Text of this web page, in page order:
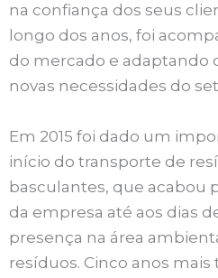
na confiança dos seus
longo dos anos, foi
do mercado e adaptando
novas necessidades do
Em 2015 foi dado um
início do transporte de
basculantes, que acabou
da empresa até aos dias
presença na área
resíduos. Cinco anos